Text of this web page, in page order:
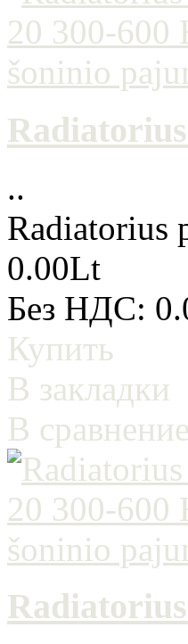
..
Radiatorius
0.00Lt
Без НДС:
Купить
В закладки
В сравнение